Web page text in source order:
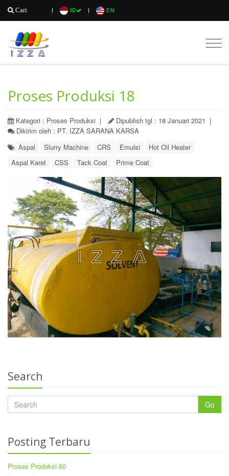
Cari ID EN
Proses Produksi 18
Kategori : Proses Produksi |
Dipublish tgl : 18 Januari 2021 |
Dikirim oleh : PT. IZZA SARANA KARSA
Aspal
Slurry Machine CRS Emulsi
Hot Oil Heater
Aspal Karet
CSS Tack Coat Prime Coat
Search
Go
Posting Terbaru
Proses Produksi 60